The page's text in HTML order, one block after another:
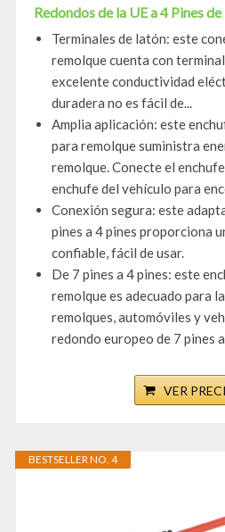
Redondos de la UE a 4 Pines
Terminales de latón: este
remolque cuenta con
excelente conductividad
duradera no es fácil de...
Amplia aplicación: este
para remolque suministra
remolque. Conecte el
enchufe del vehículo para
Conexión segura: este
pines a 4 pines proporciona
confiable, fácil de usar.
De 7 pines a 4 pines: este
remolque es adecuado para
remolques, automóviles y
redondo europeo de 7 pines
VER
BESTSELLER NO. 4